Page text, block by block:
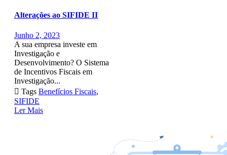
Alterações ao SIFIDE II
Junho 2, 2023
A sua empresa investe em
Investigação e
Desenvolvimento? O Sistema
de Incentivos Fiscais em
Investigação...
 Tags Benefícios Fiscais,
SIFIDE
Ler Mais